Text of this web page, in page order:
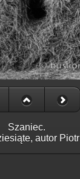
Szaniec.
autor